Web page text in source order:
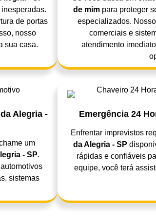
de portas
nosso
sua casa.
de mimpara proteger
especializados.
comerciais e
atendimento
Alegria -
um
- SP.
sistemas
Emergência 24
Enfrentar imprevistos
da Alegria - SP
rápidas e confiáveis
equipe, você terá